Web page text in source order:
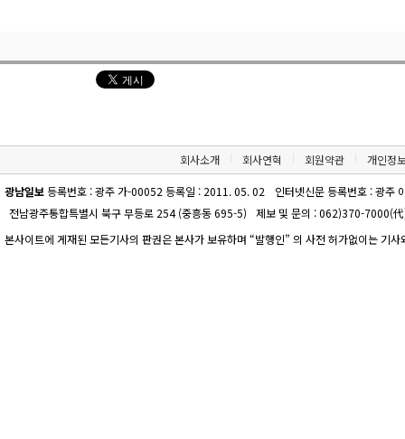
회사소개 회사연혁 회원약관 개인정
광남일보 등록번호 : 광주 가-00052 등록일 : 2011. 05. 02
인터넷신문 등록번호 : 광
전남광주통합특별시 북구 무등로 254 (중흥동 695-5)
제보 및 문의 : 062)370-7000(
본사이트에 게재된 모든기사의 판권은 본사가 보유하며 “발행인” 의 사전 허가없이는 기